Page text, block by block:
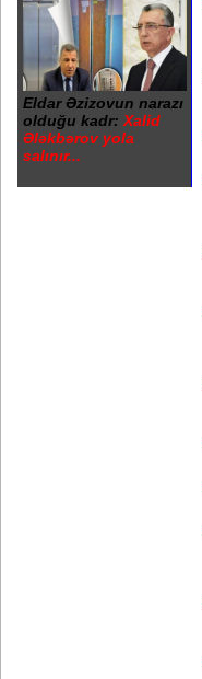
Eldar Əzizovun narazı
olduğu kadr: Xalid
Ələkbərov yola
salınır...